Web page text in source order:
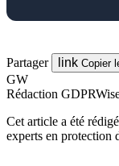
Partager link Copier
GW
Rédaction
Cet article a été
experts en protection